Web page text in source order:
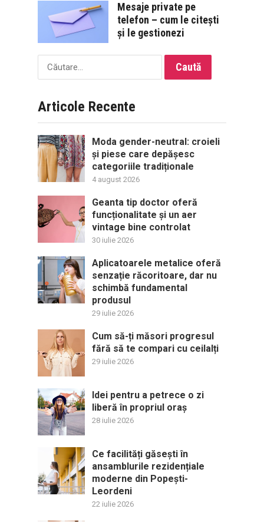
Mesaje private pe
telefon – cum le citești
și le gestionezi
Caută
după:
Articole Recente
Moda gender-neutral: croieli
și piese care depășesc
categoriile tradiționale
4 august 2026
Geanta tip doctor oferă
funcționalitate și un aer
vintage bine controlat
30 iulie 2026
Aplicatoarele metalice oferă
senzație răcoritoare, dar nu
schimbă fundamental
produsul
29 iulie 2026
Cum să-ți măsori progresul
fără să te compari cu ceilalți
29 iulie 2026
Idei pentru a petrece o zi
liberă în propriul oraș
28 iulie 2026
Ce facilități găsești în
ansamblurile rezidențiale
moderne din Popești-
Leordeni
22 iulie 2026